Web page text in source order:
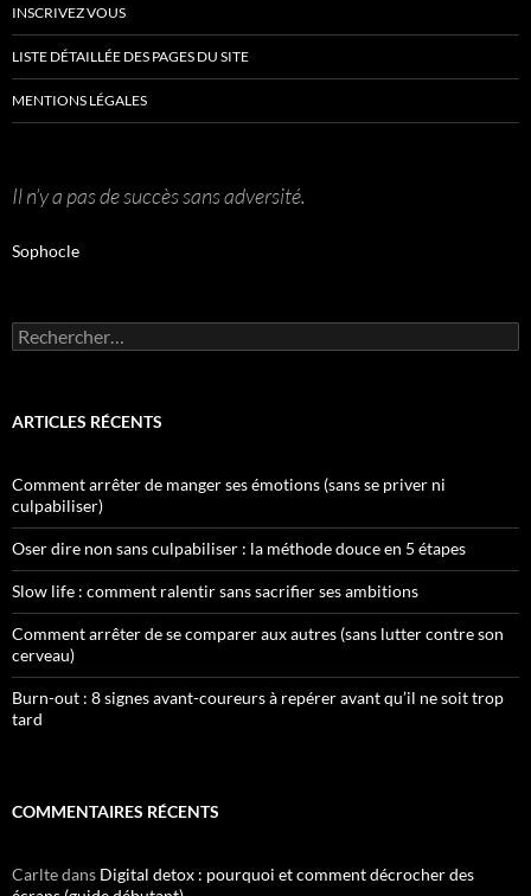
INSCRIVEZ VOUS
LISTE DÉTAILLÉE DES PAGES DU SITE
MENTIONS LÉGALES
Il n’y a pas de succès sans adversité.
Sophocle
Rechercher :
ARTICLES RÉCENTS
Comment arrêter de manger ses émotions (sans se priver ni
culpabiliser)
Oser dire non sans culpabiliser : la méthode douce en 5 étapes
Slow life : comment ralentir sans sacrifier ses ambitions
Comment arrêter de se comparer aux autres (sans lutter contre son
cerveau)
Burn-out : 8 signes avant-coureurs à repérer avant qu’il ne soit trop
tard
COMMENTAIRES RÉCENTS
Carltedans Digital detox : pourquoi et comment décrocher des